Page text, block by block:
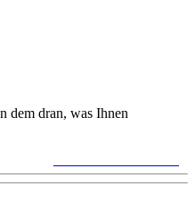
dem dran, was Ihnen